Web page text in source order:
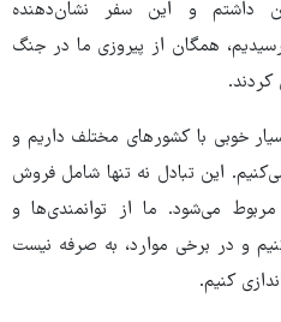
داشتم و این سفر نشان‌دهنده
همگان از پیروزی ما در جنگ
خوبی با کشورهای مختلف داریم و
این تبادل نه تنها شامل فروش
می‌شود. ما از توانمندی‌ها و
و در برخی موارد، به صرفه نیست
کنیم.